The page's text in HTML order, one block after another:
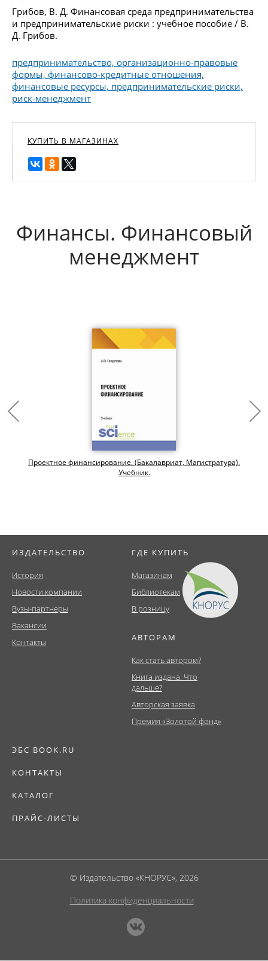
Грибов, В. Д. Финансовая среда предпринимательства
и предпринимательские риски : учебное пособие / В.
Д. Грибов.
предпринимательство, организационно-правовые
формы, финансово-кредитные отношения,
финансовые ресурсы, предпринимательские риски,
риск-менеджмент
КУПИТЬ В МАГАЗИНАХ
Финансы. Финансовый
менеджмент
Проектное финансирование. (Бакалавриат, Магистратура).
Учебник.
ИЗДАТЕЛЬСТВО
История
Новости компании
Вузы-партнеры
Вакансии
Контакты
ГДЕ КУПИТЬ
Магазинам
Библиотекам
В розницу
АВТОРАМ
Как стать автором?
Книга издана. Что
дальше?
Авторская заявка
Премия «Золотой фонд»
ЭБС BOOK.RU
КОНТАКТЫ
КАТАЛОГ
ПРАЙС-ЛИСТЫ
© Издательство «КНОРУС», 2026
Политика конфиденциальности